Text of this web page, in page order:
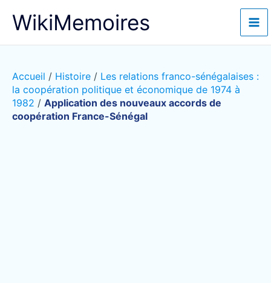
WikiMemoires
Accueil / Histoire / Les relations franco-sénégalaises :
la coopération politique et économique de 1974 à
1982 / Application des nouveaux accords de
coopération France-Sénégal